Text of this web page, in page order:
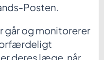
Posten.
går og monitorerer
deres læge, når